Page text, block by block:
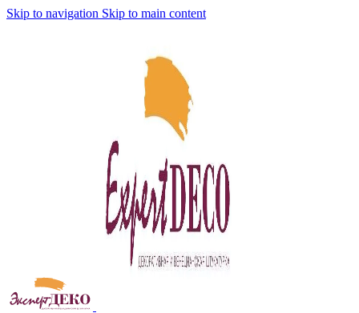
Skip to navigation Skip to main content